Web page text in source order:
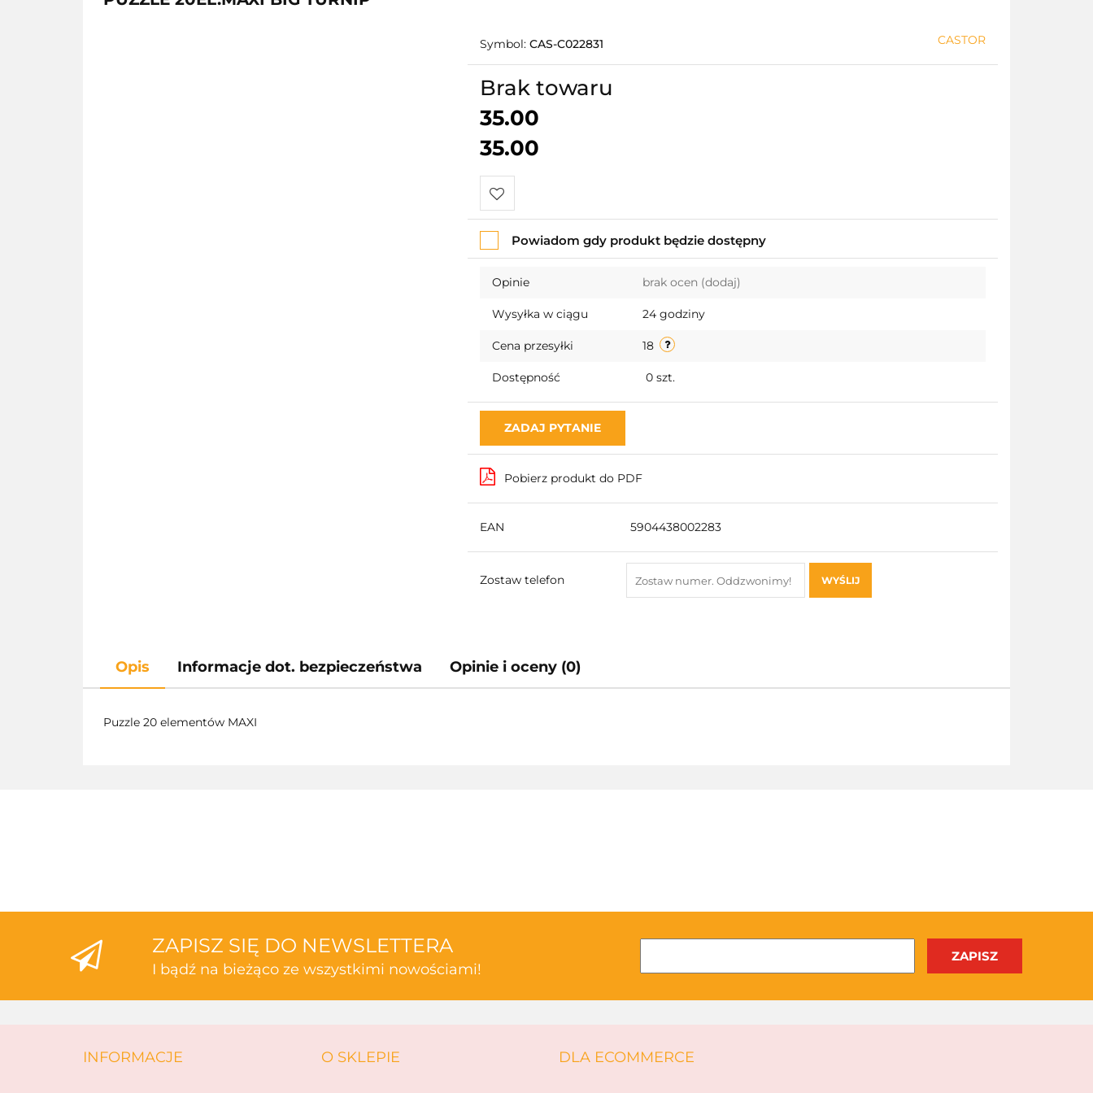
Symbol: CAS-C022831 CASTOR
Brak towaru
35.00
35.00
Do
przechowalni
Powiadom gdy produkt będzie dostępny
Opinie brak ocen (dodaj)
Wysyłka w ciągu 24 godziny
Cena przesyłki 18
Dostępność 0 szt.
ZADAJ PYTANIE
Pobierz produkt do PDF
EAN 5904438002283
Zostaw telefon WYŚLIJ
Opis Informacje dot. bezpieczeństwa Opinie i oceny (0)
Puzzle 20 elementów MAXI
ZAPISZ SIĘ DO NEWSLETTERA
I bądź na bieżąco ze wszystkimi nowościami!
INFORMACJE O SKLEPIE DLA ECOMMERCE